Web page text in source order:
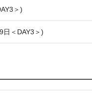
＞)
日＜DAY3＞)